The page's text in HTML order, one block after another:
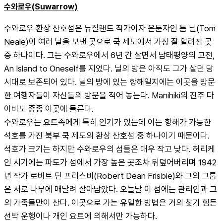
수와로우(Suwarrow)
수와로우 환상 산호섬은 뉴질랜드 작가이자 은둔자인 톰 닐(Tom
Neale)이 여러 날을 보낸 곳으로 쿡 제도에서 가장 잘 알려진 곳
중 하나이다. 그는 수와로우에서 6년 간 살면서 남태평양의 고전,
An Island to Oneself를 지었다. 닐의 방은 아직도 그가 살던 당
시대로 보존되어 있다. 닐의 방에 있는 항해일지에는 이곳을 방문
한 여행자들이 자신들의 방문을 적어 놓는다. Manihiki의 진주 다
이버도 종종 이곳에 들른다.
수와로우는 요트족에게 특히 인기가 있는데 이는 항해가 가능한
석호를 가진 북부 쿡 제도의 환상 산호섬 중 하나이기 때문이다.
석호가 크기는 하지만 수와로우의 섬들은 매우 작고 낮다. 허리케
인 시기에는 파도가 섬에서 가장 높은 곳조차 뒤덮어버리며 1942
년 작가 로버트 딘 프리스비(Robert Dean Frisbie)와 그의 그룹
은 서로 나무에 매달려 살아남았다. 오늘날 이 섬에는 관리인과 그
의 가족들만이 산다. 이곳으로 가는 유일한 방법은 거의 찾기 힘든
선박 운행이나 개인 요트에 의해서만 가능하다.